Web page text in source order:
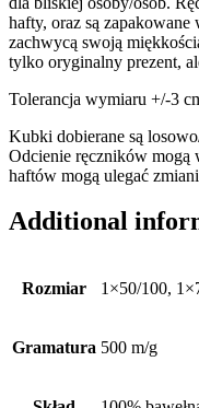
hafty, oraz są
zachwycą swoją
tylko oryginalny prezent,
Tolerancja wymiaru +/-3
Kubki dobierane są
Odcienie ręczników
haftów mogą ulegać
Additional
Rozmiar 1×50/100,
Gramatura 500 m/g